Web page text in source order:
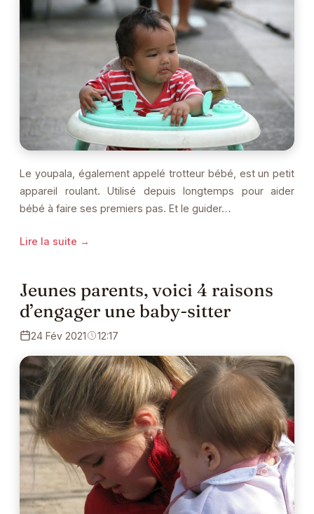
Le youpala, également appelé trotteur bébé, est un petit
appareil roulant. Utilisé depuis longtemps pour aider
bébé à faire ses premiers pas. Et le guider…
Lire la suite →
Jeunes parents, voici 4 raisons
d’engager une baby-sitter
24 Fév 2021 12:17